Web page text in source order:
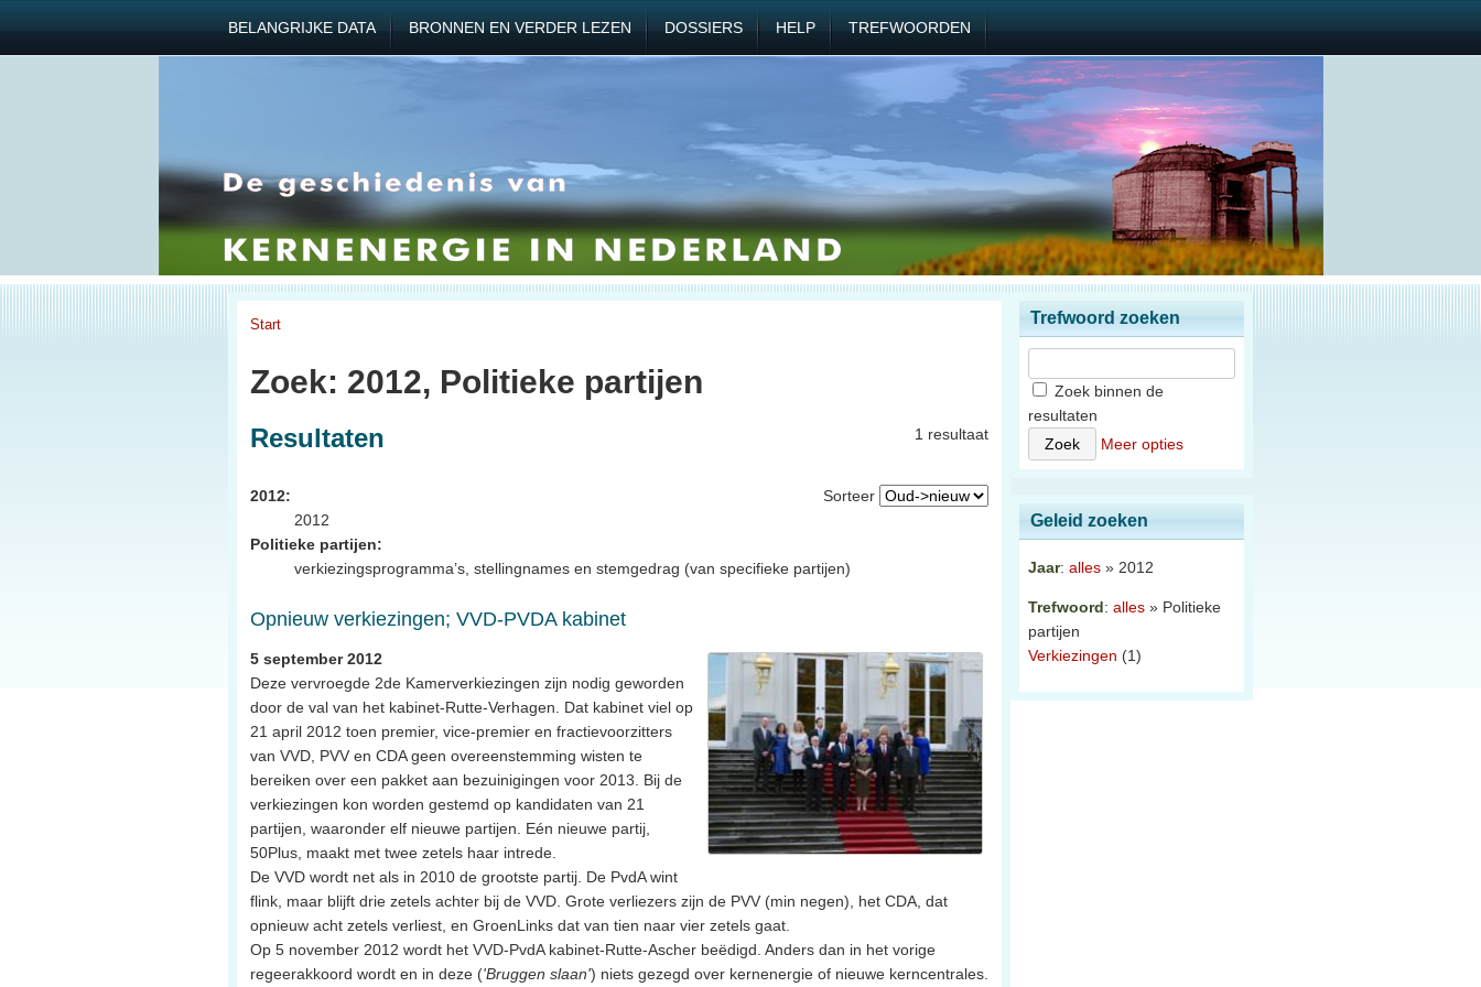
BELANGRIJKE DATA BRONNEN EN VERDER LEZEN DOSSIERS HELP TREFWOORDEN
Start
Zoek: 2012, Politieke partijen
1 resultaat
Resultaten
Sorteer
2012:
2012
Politieke partijen:
verkiezingsprogramma’s, stellingnames en stemgedrag (van specifieke partijen)
Opnieuw verkiezingen; VVD-PVDA kabinet
5 september 2012
Deze vervroegde 2de Kamerverkiezingen zijn nodig geworden
door de val van het kabinet-Rutte-Verhagen. Dat kabinet viel op
21 april 2012 toen premier, vice-premier en fractievoorzitters
van VVD, PVV en CDA geen overeenstemming wisten te
bereiken over een pakket aan bezuinigingen voor 2013. Bij de
verkiezingen kon worden gestemd op kandidaten van 21
partijen, waaronder elf nieuwe partijen. Eén nieuwe partij,
50Plus, maakt met twee zetels haar intrede.
De VVD wordt net als in 2010 de grootste partij. De PvdA wint
flink, maar blijft drie zetels achter bij de VVD. Grote verliezers zijn de PVV (min negen), het CDA, dat
opnieuw acht zetels verliest, en GroenLinks dat van tien naar vier zetels gaat.
Op 5 november 2012 wordt het VVD-PvdA kabinet-Rutte-Ascher beëdigd. Anders dan in het vorige
regeerakkoord wordt en in deze ('Bruggen slaan') niets gezegd over kernenergie of nieuwe kerncentrales.
Trefwoord zoeken
Zoek binnen de
resultaten
Meer opties
Geleid zoeken
Jaar: alles » 2012
Trefwoord: alles » Politieke
partijen
Verkiezingen (1)